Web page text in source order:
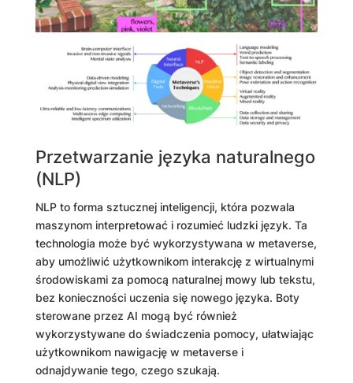
Przetwarzanie języka naturalnego
(NLP)
NLP to forma sztucznej inteligencji, która pozwala
maszynom interpretować i rozumieć ludzki język. Ta
technologia może być wykorzystywana w metaverse,
aby umożliwić użytkownikom interakcję z wirtualnymi
środowiskami za pomocą naturalnej mowy lub tekstu,
bez konieczności uczenia się nowego języka. Boty
sterowane przez AI mogą być również
wykorzystywane do świadczenia pomocy, ułatwiając
użytkownikom nawigację w metaverse i
odnajdywanie tego, czego szukają.